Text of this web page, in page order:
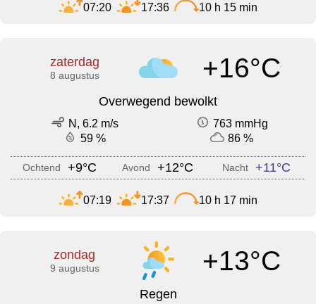
07:20 17:36 10 h 15 min
zaterdag
8 augustus +16°C
Overwegend bewolkt
N, 6.2 m/s
763 mmHg
59 %
86 %
Ochtend +9°C Avond +12°C Nacht +11°C
07:19 17:37 10 h 17 min
zondag
9 augustus +13°C
Regen